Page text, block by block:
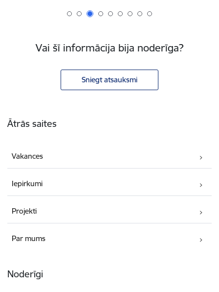
Vai šī informācija bija noderīga?
Sniegt atsauksmi
Ātrās saites
Vakances
Iepirkumi
Projekti
Par mums
Noderīgi